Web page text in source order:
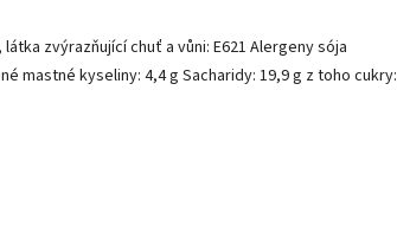
zvýrazňující chuť a vůni: E621 Alergeny sója
mastné kyseliny: 4,4 g Sacharidy: 19,9 g z toho cukry: